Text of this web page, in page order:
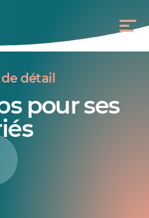
détail
pour ses